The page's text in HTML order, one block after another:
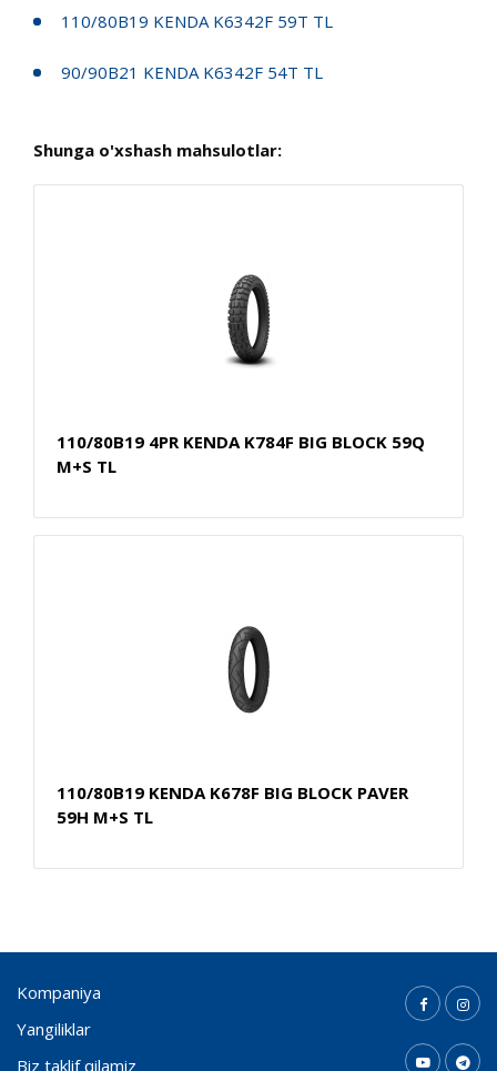
110/80B19 KENDA K6342F 59T TL
90/90B21 KENDA K6342F 54T TL
Shunga o'xshash mahsulotlar:
110/80B19 4PR KENDA K784F BIG BLOCK 59Q
M+S TL
110/80B19 KENDA K678F BIG BLOCK PAVER
59H M+S TL
Kompaniya
Yangiliklar
Biz taklif qilamiz